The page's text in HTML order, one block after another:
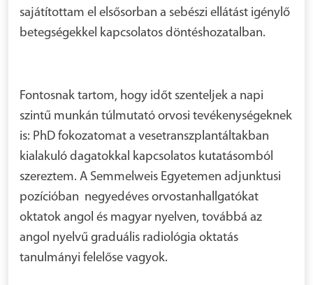
sajátítottam el elsősorban a sebészi ellátást igénylő
betegségekkel kapcsolatos döntéshozatalban.
Fontosnak tartom, hogy időt szenteljek a napi
szintű munkán túlmutató orvosi tevékenységeknek
is: PhD fokozatomat a vesetranszplantáltakban
kialakuló dagatokkal kapcsolatos kutatásomból
szereztem. A Semmelweis Egyetemen adjunktusi
pozícióban negyedéves orvostanhallgatókat
oktatok angol és magyar nyelven, továbbá az
angol nyelvű graduális radiológia oktatás
tanulmányi felelőse vagyok.